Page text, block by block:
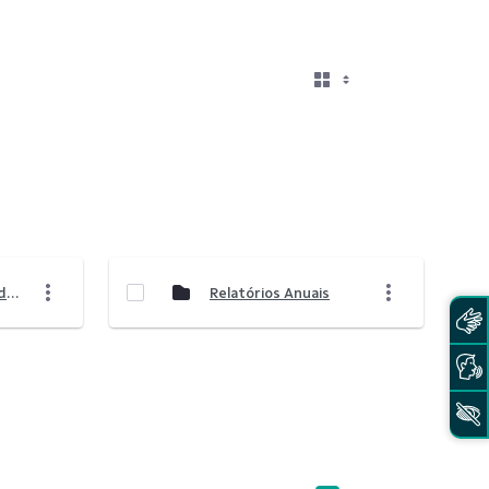
Relatórios de Ouvidoria Relatórios Anuais